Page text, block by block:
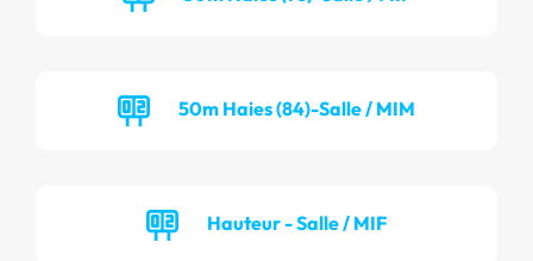
50m Haies (84)-Salle / MIM
Hauteur - Salle / MIF